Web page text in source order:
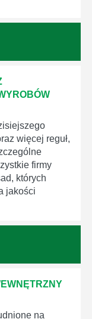
więcej reguł,
firmy
których
jakości
na